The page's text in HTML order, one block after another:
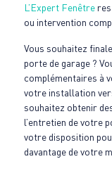
L’Expert Fenêtre
ou intervention
Vous souhaitez
porte de garage ?
complémentaires à
votre installation
souhaitez obtenir
l’entretien de votre
votre disposition
davantage de votre